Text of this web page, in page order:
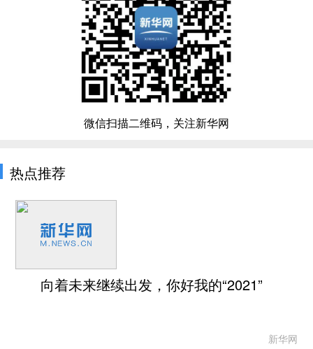
微信扫描二维码，关注新华网
热点推荐
向着未来继续出发，你好我的“2021”
新华网